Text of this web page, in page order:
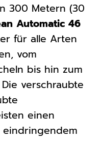
300 Metern (30
Automatic 46
für alle Arten
vom
bis hin zum
verschraubte
einen
eindringendem